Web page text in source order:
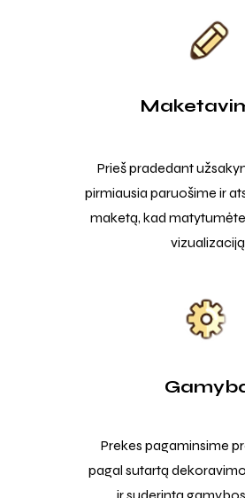
Prieš pradedant
pirmiausia paruošime ir
maketą, kad
vizualizaciją
Prekes pagaminsime
pagal sutartą